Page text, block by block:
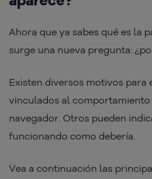
Ahora que ya sabes qué es la
surge una nueva pregunta:
Existen diversos motivos para
vinculados al
navegador. Otros pueden
funcionando como debería.
Vea a continuación las